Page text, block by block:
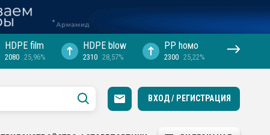
HDPE film
2080 25,96%
HDPE blow
2310 28,57%
PP hомо
2300 25,22%
ВХОД / РЕГИСТРАЦИЯ